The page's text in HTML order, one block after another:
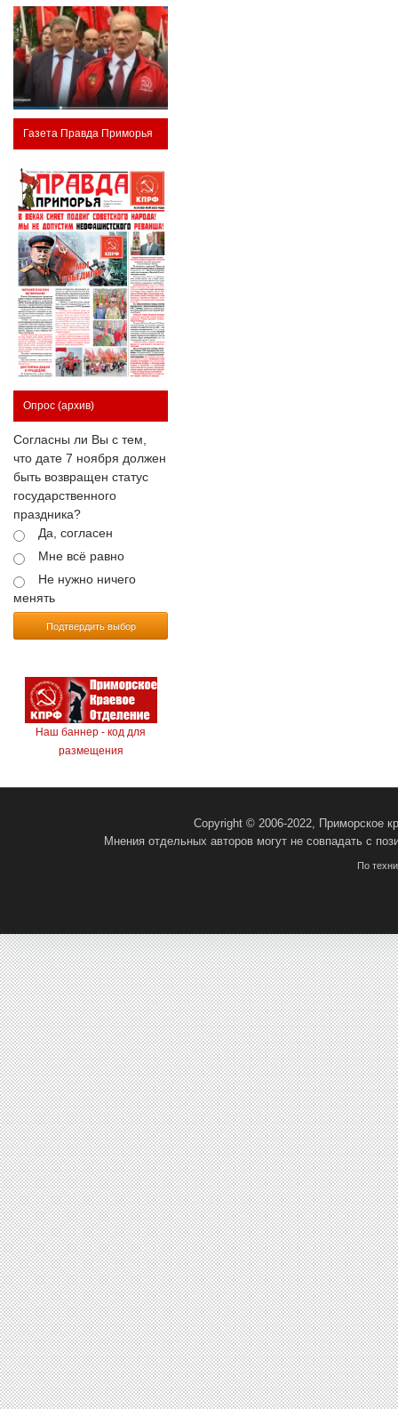
Газета Правда Приморья
Опрос (архив)
Согласны ли Вы с тем,
что дате 7 ноября должен
быть возвращен статус
государственного
праздника?
Да, согласен
Мне всё равно
Не нужно ничего
менять
Подтвердить выбор
Наш баннер - код для
размещения
Copyright © 2006-2022, Приморское
Мнения отдельных авторов могут не совпадать с
По